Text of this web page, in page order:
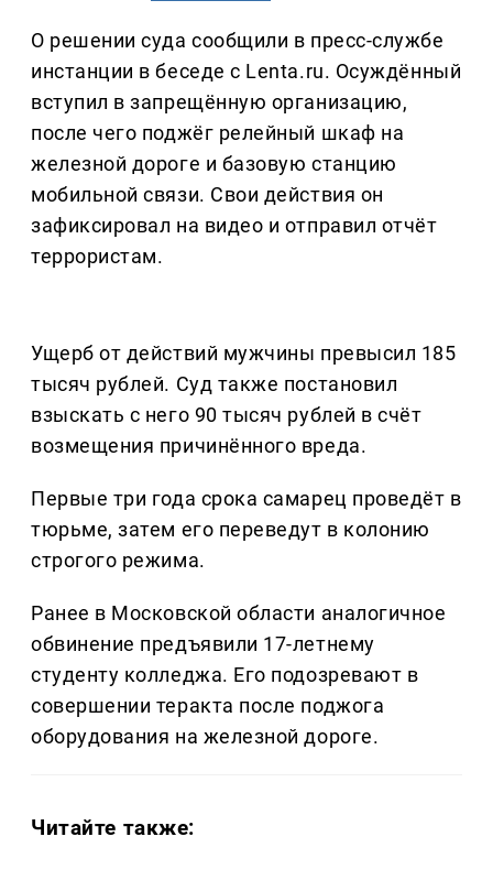
О решении суда сообщили в пресс-службе
инстанции в беседе с Lenta.ru. Осуждённый
вступил в запрещённую организацию,
после чего поджёг релейный шкаф на
железной дороге и базовую станцию
мобильной связи. Свои действия он
зафиксировал на видео и отправил отчёт
террористам.
Ущерб от действий мужчины превысил 185
тысяч рублей. Суд также постановил
взыскать с него 90 тысяч рублей в счёт
возмещения причинённого вреда.
Первые три года срока самарец проведёт в
тюрьме, затем его переведут в колонию
строгого режима.
Ранее в Московской области аналогичное
обвинение предъявили 17-летнему
студенту колледжа. Его подозревают в
совершении теракта после поджога
оборудования на железной дороге.
Читайте также: